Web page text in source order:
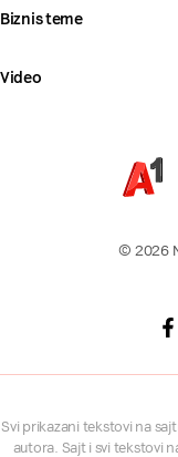
Biznis teme
Video
© 2026
Svi prikazani tekstovi na
autora. Sajt i svi tekstovi